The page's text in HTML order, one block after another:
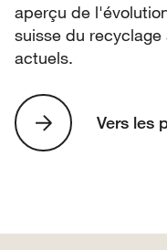
aperçu de
suisse du
actuels.
Vers les